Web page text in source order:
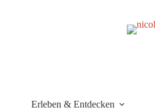
Erleben & Entdecken